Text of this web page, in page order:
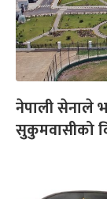
नेपाली सेनाले
सुकुमवासीको